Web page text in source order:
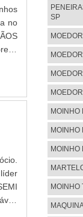
por
na
de
no
e
alta
SP
MOINHO
MOINHO
MOINHO
MOINHO